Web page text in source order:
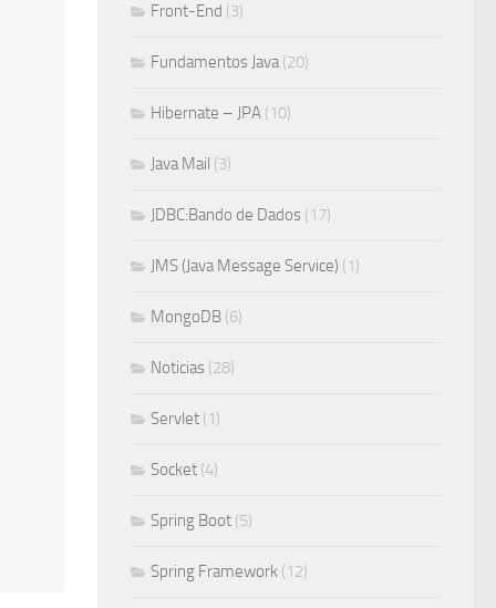
Front-End (3)
Fundamentos Java(20)
Hibernate – JPA (10)
Java Mail (3)
JDBC:Bando de Dados (17)
JMS (Java Message Service) (1)
MongoDB (6)
Noticias (28)
Servlet (1)
Socket (4)
Spring Boot (5)
Spring Framework (12)